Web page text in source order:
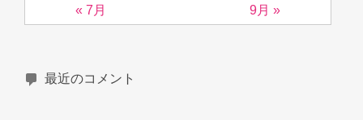
« 7月 9月 »
最近のコメント